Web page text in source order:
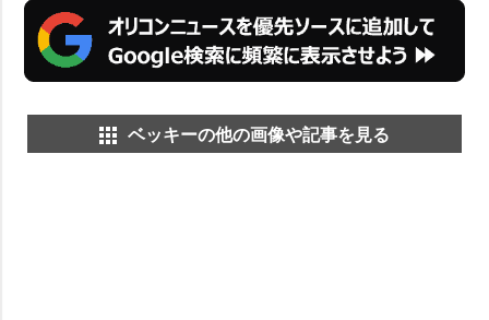
ベッキーの他の画像や記事を見る